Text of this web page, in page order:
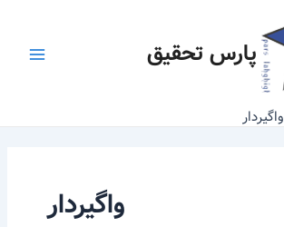
پارس تحقیق
واگیردار
واگیردار